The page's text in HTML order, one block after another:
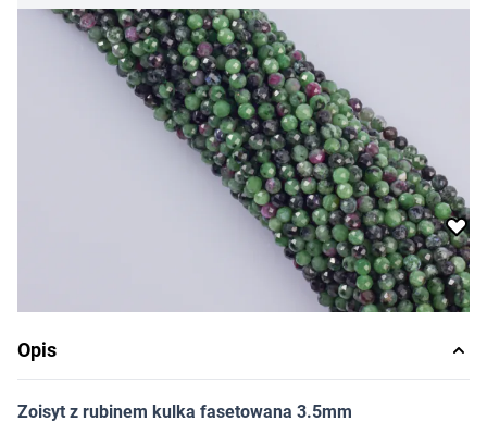
4,17 zł 2,50 zł -40%
Cena za opakowanie
Ilość w opakowaniu: 10 szt.
Najniższa cena w przeciągu 30 dni przed promocją:4,17 zł
Dostępność:produkt niedostępny
Powiadom o dostępności
Opis
Zoisyt z rubinem kulka fasetowana 3.5mm